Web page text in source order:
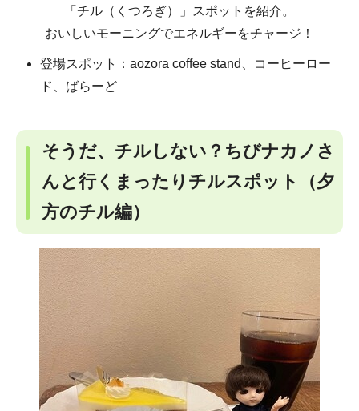
「チル（くつろぎ）」スポットを紹介。
おいしいモーニングでエネルギーをチャージ！
登場スポット：aozora coffee stand、コーヒーロー
ド、ばらーど
そうだ、チルしない？ちびナカノさ
んと行くまったりチルスポット（夕
方のチル編）